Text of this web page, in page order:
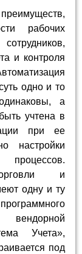
рабочих
и контроля
одно и то
а
учтена в
при ее
настройки
и
одну и ту
вендорной
Учета»,
под